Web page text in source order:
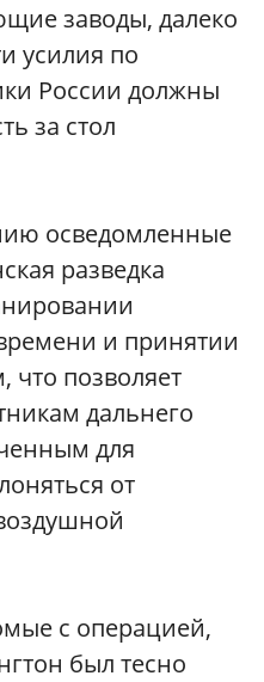
заводы, далеко
усилия по
России должны
за стол
осведомленные
разведка
и принятии
позволяет
дальнего
для
от
с операцией,
был тесно